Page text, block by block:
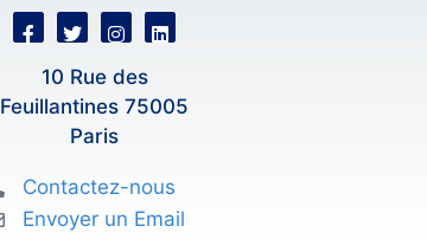
10 Rue des
Feuillantines 75005
Paris
Contactez-nous
Envoyer un Email